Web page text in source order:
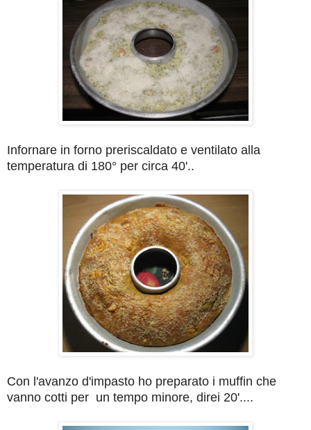
Infornare in forno preriscaldato e ventilato alla
temperatura di 180° per circa 40'..
Con l'avanzo d'impasto ho preparato i muffin che
vanno cotti per un tempo minore, direi 20'....